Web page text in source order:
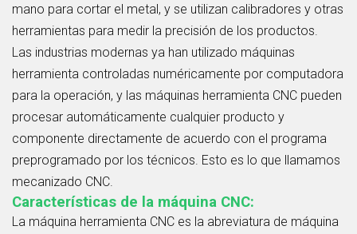
mano para cortar el metal, y se utilizan calibradores y otras
herramientas para medir la precisión de los productos.
Las industrias modernas ya han utilizado máquinas
herramienta controladas numéricamente por computadora
para la operación, y las máquinas herramienta CNC pueden
procesar automáticamente cualquier producto y
componente directamente de acuerdo con el programa
preprogramado por los técnicos. Esto es lo que llamamos
mecanizado CNC.
Características de la máquina CNC:
La máquina herramienta CNC es la abreviatura de máquina